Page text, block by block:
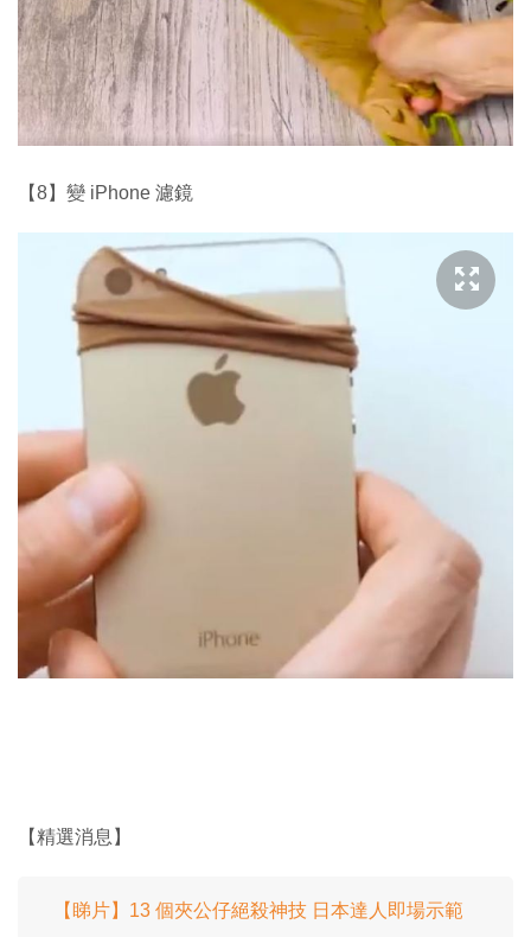
【8】變 iPhone 濾鏡
【精選消息】
【睇片】13 個夾公仔絕殺神技 日本達人即場示範